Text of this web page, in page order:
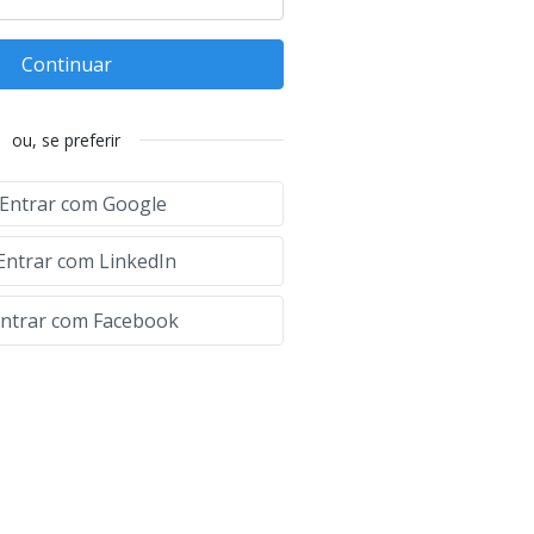
Continuar
ou, se preferir
com Google
com LinkedIn
com Facebook